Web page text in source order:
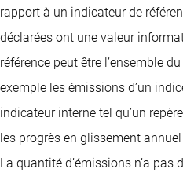
rapport à un indicateur de
déclarées ont une valeur
référence peut être l’ensemble
exemple les émissions d’un
indicateur interne tel qu’un
les progrès en glissement
La quantité d’émissions n’a pas